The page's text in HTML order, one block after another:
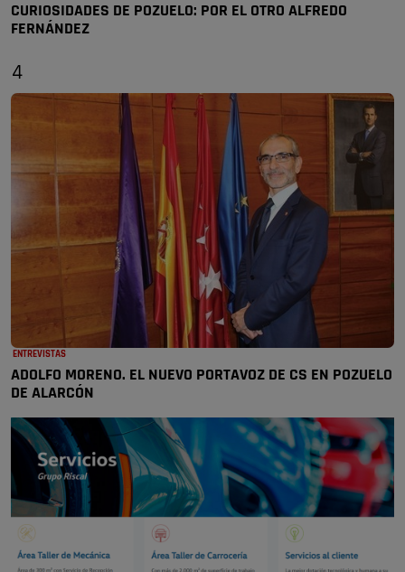
CURIOSIDADES DE POZUELO: POR EL OTRO ALFREDO
FERNÁNDEZ
4
ENTREVISTAS
ADOLFO MORENO. EL NUEVO PORTAVOZ DE CS EN POZUELO
DE ALARCÓN